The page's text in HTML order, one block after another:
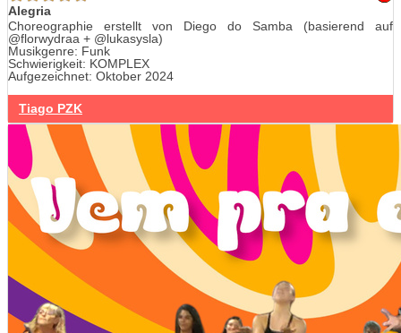
Alegria
Choreographie erstellt von Diego do Samba (basierend auf
@florwydraa + @lukasysla)
Musikgenre: Funk
Schwierigkeit: KOMPLEX
Aufgezeichnet: Oktober 2024
Tiago PZK